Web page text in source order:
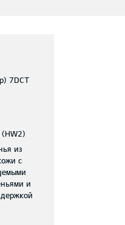
7DCT
из
с
и